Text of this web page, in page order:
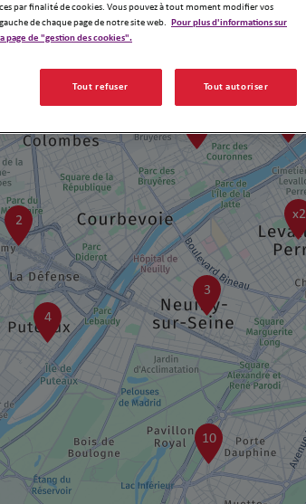
10
3
x2
4
2
par finalité de cookies. Vous pouvez à tout moment modifier vos
de chaque page de notre site web. Pour plus d'informations sur
page de "gestion des cookies".
Tout refuser Tout autoriser